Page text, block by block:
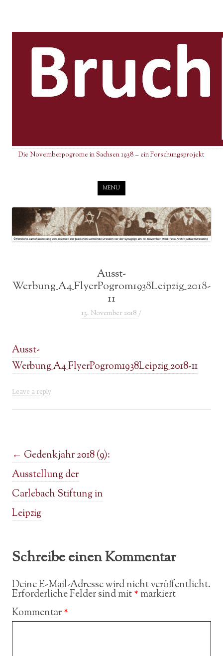
Die Novemberpogrome in Sachsen 1938 – ein Forschungsprojekt
MENU
Ausst-
Werbung_A4_FlyerPogrom1938Leipzig_2018-
11
13. November 2018 /
Ausst-
Werbung_A4_FlyerPogrom1938Leipzig_2018-11
Leave a reply
Post navigation
← Gedenkjahr 2018 (9):
Ausstellung der
Carlebach Stiftung in
Leipzig
Schreibe einen Kommentar
Deine E-Mail-Adresse wird nicht veröffentlicht.
Erforderliche Felder sind mit* markiert
Kommentar*